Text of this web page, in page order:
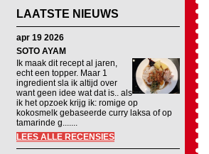
LAATSTE NIEUWS
apr 19 2026
SOTO AYAM
Ik maak dit recept al jaren,
echt een topper. Maar 1
ingredient sla ik altijd over
want geen idee wat dat is.. als
ik het opzoek krijg ik: romige op
kokosmelk gebaseerde curry laksa of op
tamarinde g.......
LEES ALLE RECENSIES